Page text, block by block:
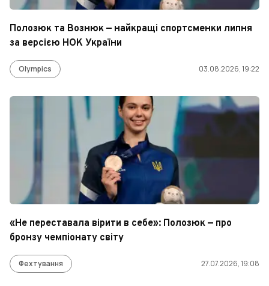
Полозюк та Вознюк — найкращі спортсменки липня
за версією НОК України
Olympics 03.08.2026, 19:22
«Не переставала вірити в себе»: Полозюк — про
бронзу чемпіонату світу
Фехтування 27.07.2026, 19:08